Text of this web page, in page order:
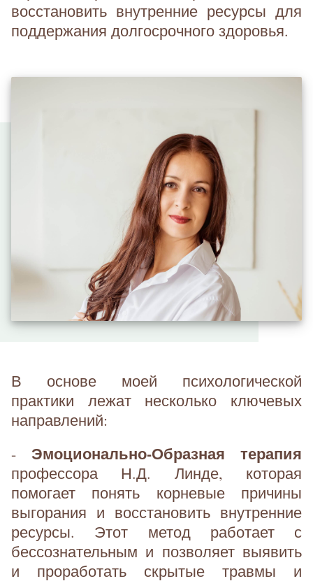
восстановить внутренние ресурсы для
поддержания долгосрочного здоровья.
В основе моей психологической
практики лежат несколько ключевых
направлений:
- Эмоционально-Образная терапия
профессора Н.Д. Линде, которая
помогает понять корневые причины
выгорания и восстановить внутренние
ресурсы. Этот метод работает с
бессознательным и позволяет выявить
и проработать скрытые травмы и